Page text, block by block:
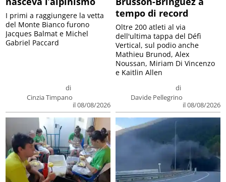
di
Cinzia Timpano
il 08/08/2026
I primi a raggiungere la vetta
del Monte Bianco furono
Jacques Balmat e Michel
Gabriel Paccard
tempo di record
di
Davide Pellegrino
il 08/08/2026
Oltre 200 atleti al via
dell'ultima tappa del Défì
Vertical, sul podio anche
Mathieu Brunod, Alex
Noussan, Miriam Di Vincenzo
e Kaitlin Allen